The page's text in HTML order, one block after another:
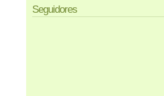
Seguidores